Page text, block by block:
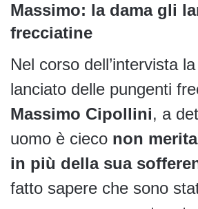
Massimo: la dama gli
frecciatine
Nel corso dell’intervista
lanciato delle pungenti
Massimo Cipollini, a
uomo è cieco non
in più della sua
fatto sapere che sono